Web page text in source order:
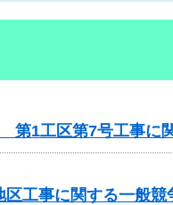
1工区第7号工事に
工事に関する一般競